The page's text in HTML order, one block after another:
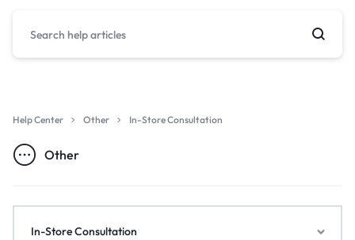
Help Center Other In-Store Consultation
Other
In-Store Consultation